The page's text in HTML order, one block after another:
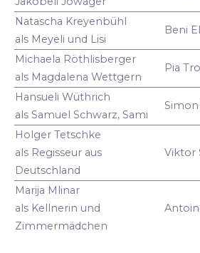
Natascha Kreyenbühl
als Meyeli und Lisi
Beni
Michaela Röthlisberger
als Magdalena Wettgern
Pia
Hansueli Wüthrich
als Samuel Schwarz, Sami
Simon
Holger Tetschke
als Regisseur aus
Deutschland
Viktor
Marija Mlinar
als Kellnerin und
Zimmermädchen